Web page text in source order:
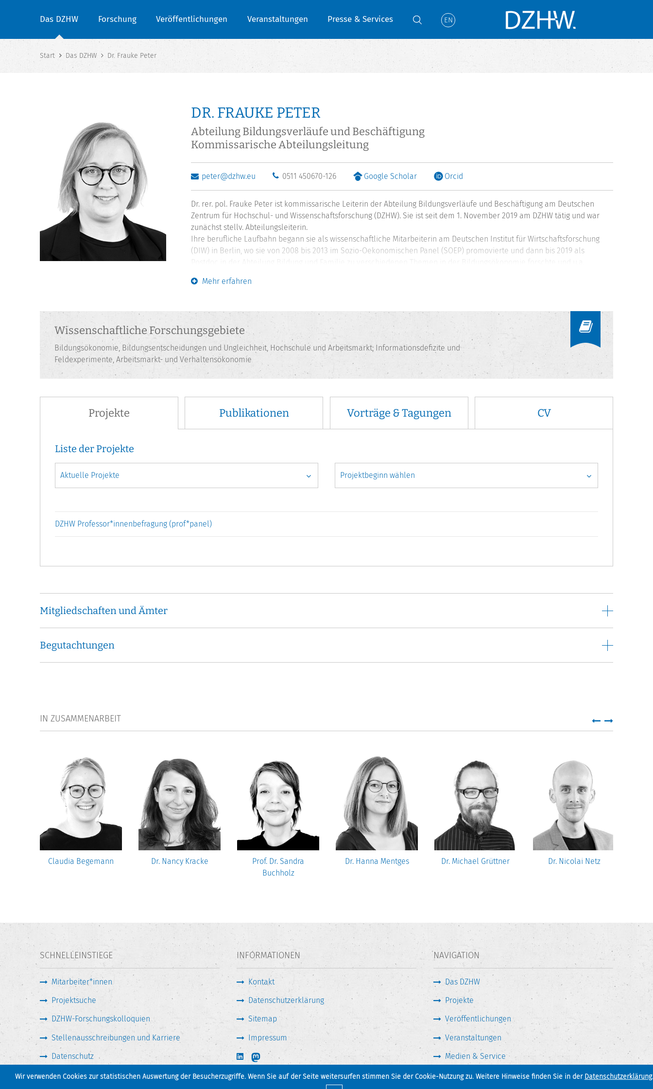
Wir verwenden Cookies zur statistischen Auswertung der Besucherzugriffe. Wenn Sie auf der Seite weitersurfen stimmen Sie der Cookie-Nutzung zu. Weitere Hinweise finden Sie in der Datenschutzerklärung.
Das DZHW Forschung Veröffentlichungen Veranstaltungen Presse & Services EN
Start Das DZHW Dr. Frauke Peter
DR. FRAUKE PETER
Abteilung Bildungsverläufe und Beschäftigung
Kommissarische Abteilungsleitung
peter@dzhw.eu 0511 450670-126 Google Scholar Orcid
Dr. rer. pol. Frauke Peter ist kommissarische Leiterin der Abteilung Bildungsverläufe und Beschäftigung am Deutschen
Zentrum für Hochschul- und Wissenschaftsforschung (DZHW). Sie ist seit dem 1. November 2019 am DZHW tätig und war
zunächst stellv. Abteilungsleiterin.
Ihre berufliche Laufbahn begann sie als wissenschaftliche Mitarbeiterin am Deutschen Institut für Wirtschaftsforschung
(DIW) in Berlin, wo sie von 2008 bis 2013 im Sozio-Oekonomischen Panel (SOEP) promovierte und dann bis 2019 als
Postdoc in der Abteilung Bildung und Familie zu verschiedenen Themen in der Bildungsökonomie forschte und u.a.
Dr. Frauke Peter studierte Economics (VWL) in Paris und London und wurde 2013 an der Freien Universität Berlin
Mehr erfahren
Wissenschaftliche Forschungsgebiete
Bildungsökonomie, Bildungsentscheidungen und Ungleichheit, Hochschule und Arbeitsmarkt; Informationsdefizite und
Feldexperimente, Arbeitsmarkt- und Verhaltensökonomie
Projekte Publikationen Vorträge & Tagungen CV
Liste der Projekte
DZHW Professor*innenbefragung (prof*panel)
Mitgliedschaften und Ämter
Begutachtungen
IN ZUSAMMENARBEIT
Claudia Begemann Dr. Nancy Kracke
Prof. Dr. Sandra
Buchholz
Dr. Hanna Mentges Dr. Michael Grüttner Dr. Nicolai Netz
SCHNELLEINSTIEGE
Mitarbeiter*innen
Projektsuche
DZHW-Forschungskolloquien
Stellenausschreibungen und Karriere
Datenschutz
INFORMATIONEN
Kontakt
Datenschutzerklärung
Sitemap
Impressum
NAVIGATION
Das DZHW
Projekte
Veröffentlichungen
Veranstaltungen
Medien & Service